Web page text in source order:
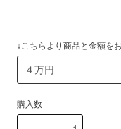
↓こちらより商品と金額を
購入数